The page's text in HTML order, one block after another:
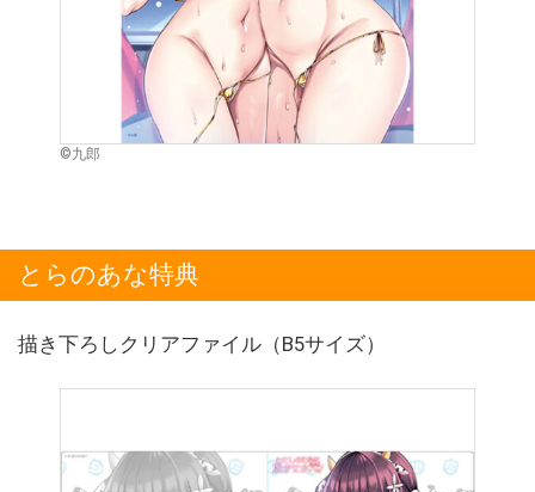
©九郎
とらのあな特典
描き下ろしクリアファイル（B5サイズ）